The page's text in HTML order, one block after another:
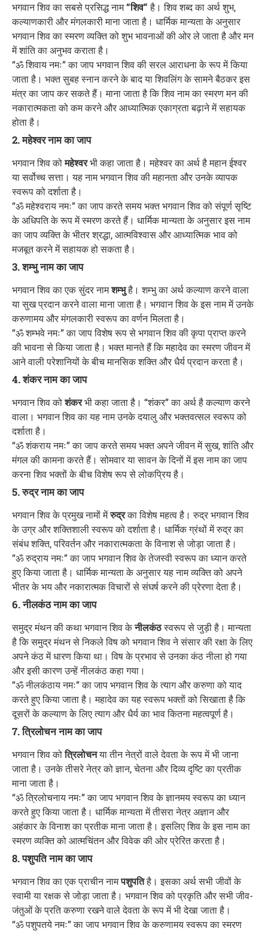
भगवान शिव का सबसे प्रसिद्ध नाम“शिव”है। शिव शब्द का अर्थ शुभ,
कल्याणकारी और मंगलकारी माना जाता है। धार्मिक मान्यता के अनुसार
भगवान शिव का स्मरण व्यक्ति को शुभ भावनाओं की ओर ले जाता है और मन
में शांति का अनुभव कराता है।
“ॐ शिवाय नमः” का जाप भगवान शिव की सरल आराधना के रूप में किया
जाता है। भक्त सुबह स्नान करने के बाद या शिवलिंग के सामने बैठकर इस
मंत्र का जाप कर सकते हैं। माना जाता है कि शिव नाम का स्मरण मन की
नकारात्मकता को कम करने और आध्यात्मिक एकाग्रता बढ़ाने में सहायक
होता है।
2. महेश्वर नाम का जाप
भगवान शिव कोमहेश्वरभी कहा जाता है। महेश्वर का अर्थ है महान ईश्वर
या सर्वोच्च सत्ता। यह नाम भगवान शिव की महानता और उनके व्यापक
स्वरूप को दर्शाता है।
“ॐ महेश्वराय नमः” का जाप करते समय भक्त भगवान शिव को संपूर्ण सृष्टि
के अधिपति के रूप में स्मरण करते हैं। धार्मिक मान्यता के अनुसार इस नाम
का जाप व्यक्ति के भीतर श्रद्धा, आत्मविश्वास और आध्यात्मिक भाव को
मजबूत करने में सहायक हो सकता है।
3. शम्भु नाम का जाप
भगवान शिव का एक सुंदर नामशम्भुहै। शम्भु का अर्थ कल्याण करने वाला
या सुख प्रदान करने वाला माना जाता है। भगवान शिव के इस नाम में उनके
करुणामय और मंगलकारी स्वरूप का वर्णन मिलता है।
“ॐ शम्भवे नमः” का जाप विशेष रूप से भगवान शिव की कृपा प्राप्त करने
की भावना से किया जाता है। भक्त मानते हैं कि महादेव का स्मरण जीवन में
आने वाली परेशानियों के बीच मानसिक शक्ति और धैर्य प्रदान करता है।
4. शंकर नाम का जाप
भगवान शिव कोशंकरभी कहा जाता है। “शंकर” का अर्थ है कल्याण करने
वाला। भगवान शिव का यह नाम उनके दयालु और भक्तवत्सल स्वरूप को
दर्शाता है।
“ॐ शंकराय नमः” का जाप करते समय भक्त अपने जीवन में सुख, शांति और
मंगल की कामना करते हैं। सोमवार या सावन के दिनों में इस नाम का जाप
करना शिव भक्तों के बीच विशेष रूप से लोकप्रिय है।
5. रुद्र नाम का जाप
भगवान शिव के प्रमुख नामों मेंरुद्रका विशेष महत्व है। रुद्र भगवान शिव
के उग्र और शक्तिशाली स्वरूप को दर्शाता है। धार्मिक ग्रंथों में रुद्र का
संबंध शक्ति, परिवर्तन और नकारात्मकता के विनाश से जोड़ा जाता है।
“ॐ रुद्राय नमः” का जाप भगवान शिव के तेजस्वी स्वरूप का ध्यान करते
हुए किया जाता है। धार्मिक मान्यता के अनुसार यह नाम व्यक्ति को अपने
भीतर के भय और नकारात्मक विचारों से संघर्ष करने की प्रेरणा देता है।
6. नीलकंठ नाम का जाप
समुद्र मंथन की कथा भगवान शिव केनीलकंठस्वरूप से जुड़ी है। मान्यता
है कि समुद्र मंथन से निकले विष को भगवान शिव ने संसार की रक्षा के लिए
अपने कंठ में धारण किया था। विष के प्रभाव से उनका कंठ नीला हो गया
और इसी कारण उन्हें नीलकंठ कहा गया।
“ॐ नीलकंठाय नमः” का जाप भगवान शिव के त्याग और करुणा को याद
करते हुए किया जाता है। महादेव का यह स्वरूप भक्तों को सिखाता है कि
दूसरों के कल्याण के लिए त्याग और धैर्य का भाव कितना महत्वपूर्ण है।
7. त्रिलोचन नाम का जाप
भगवान शिव कोत्रिलोचनया तीन नेत्रों वाले देवता के रूप में भी जाना
जाता है। उनके तीसरे नेत्र को ज्ञान, चेतना और दिव्य दृष्टि का प्रतीक
माना जाता है।
“ॐ त्रिलोचनाय नमः” का जाप भगवान शिव के ज्ञानमय स्वरूप का ध्यान
करते हुए किया जाता है। धार्मिक मान्यता में तीसरा नेत्र अज्ञान और
अहंकार के विनाश का प्रतीक माना जाता है। इसलिए शिव के इस नाम का
स्मरण व्यक्ति को आत्मचिंतन और विवेक की ओर प्रेरित करता है।
8. पशुपति नाम का जाप
भगवान शिव का एक प्राचीन नामपशुपतिहै। इसका अर्थ सभी जीवों के
स्वामी या रक्षक से जोड़ा जाता है। भगवान शिव को प्रकृति और सभी जीव-
जंतुओं के प्रति करुणा रखने वाले देवता के रूप में भी देखा जाता है।
“ॐ पशुपतये नमः” का जाप भगवान शिव के करुणामय स्वरूप का स्मरण